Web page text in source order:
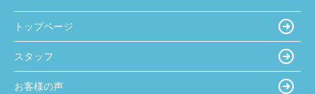
トップページ
スタッフ
お客様の声